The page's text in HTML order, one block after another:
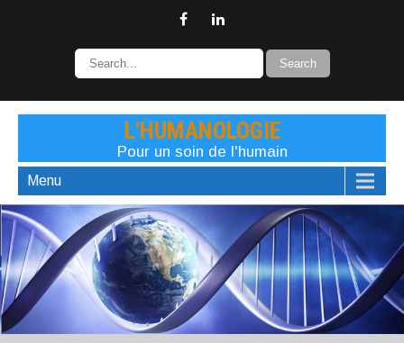
L'HUMANOLOGIE
Pour un soin de l'humain
Menu